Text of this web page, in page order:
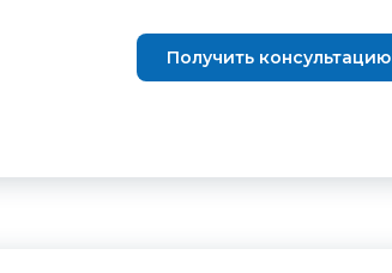
Получить консультацию